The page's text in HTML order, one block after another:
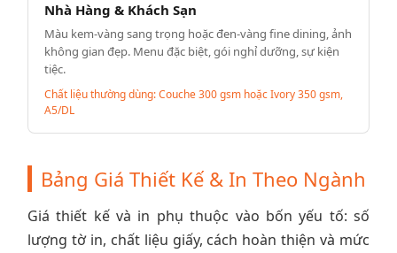
Nhà Hàng & Khách Sạn
Màu kem-vàng sang trọng hoặc đen-vàng fine dining, ảnh
không gian đẹp. Menu đặc biệt, gói nghỉ dưỡng, sự kiện
tiệc.
Chất liệu thường dùng: Couche 300 gsm hoặc Ivory 350 gsm,
A5/DL
Bảng Giá Thiết Kế & In Theo Ngành
Giá thiết kế và in phụ thuộc vào bốn yếu tố: số
lượng tờ in, chất liệu giấy, cách hoàn thiện và mức